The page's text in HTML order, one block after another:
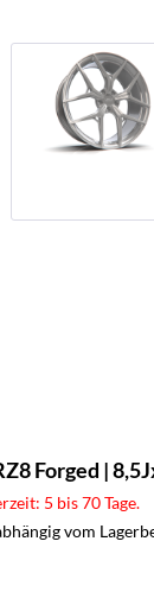
Forged |
5 bis 70 Tage.
vom